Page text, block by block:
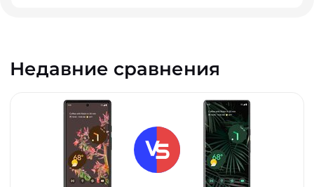
Недавние сравнения